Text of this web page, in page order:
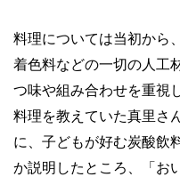
料理については当初から
着色料などの一切の人工
つ味や組み合わせを重視
料理を教えていた真里さ
に、子どもが好む炭酸飲
か説明したところ、「お